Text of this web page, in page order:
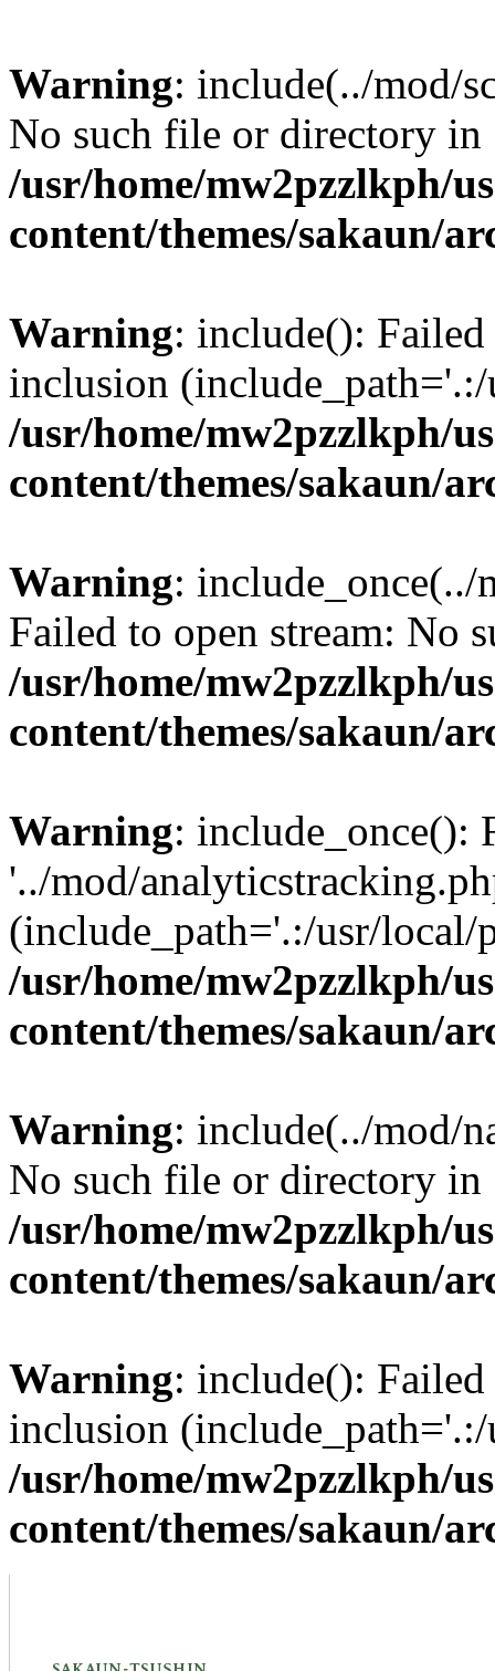
Warning: include(../mod/
No such file or directory in
/usr/home/mw2pzzlkph/
content/themes/sakaun/
Warning: include():
inclusion
/usr/home/mw2pzzlkph/
content/themes/sakaun/
Warning:
Failed to open stream: No
/usr/home/mw2pzzlkph/
content/themes/sakaun/
Warning: include_once():
'../mod/
(include_path='.:/usr/
/usr/home/mw2pzzlkph/
content/themes/sakaun/
Warning: include(../mod/
No such file or directory in
/usr/home/mw2pzzlkph/
content/themes/sakaun/
Warning: include():
inclusion
/usr/home/mw2pzzlkph/
content/themes/sakaun/